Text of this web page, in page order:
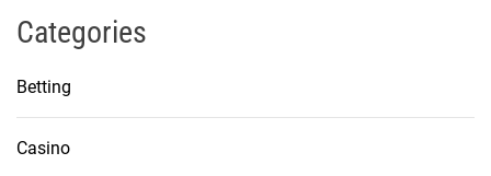
Categories
Betting
Casino